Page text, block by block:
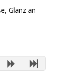
, Glanz an